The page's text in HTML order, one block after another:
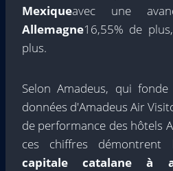
Mexiqueavec une
Allemagne16,55% de
plus.
Selon Amadeus, qui
données d'Amadeus Air
de performance des hôtels
ces chiffres démontrent
capitale catalane à